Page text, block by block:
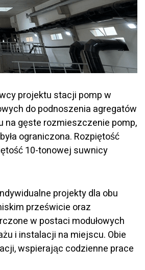
projektu stacji pomp w
do podnoszenia agregatów
na gęste rozmieszczenie pomp,
ograniczona. Rozpiętość
10-tonowej suwnicy
projekty dla obu
prześwicie oraz
w postaci modułowych
i instalacji na miejscu. Obie
wspierając codzienne prace